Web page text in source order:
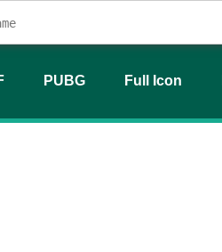
PUBG Full Icon